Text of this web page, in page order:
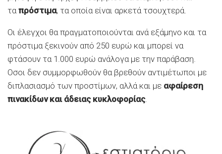
τα πρόστιμα, τα οποία είναι αρκετά τσουχτερά.
Οι έλεγχοι θα πραγματοποιούνται ανά εξάμηνο και τα
πρόστιμα ξεκινούν από 250 ευρώ και μπορεί να
φτάσουν τα 1.000 ευρώ ανάλογα με την παράβαση.
Οσοι δεν συμμορφωθούν θα βρεθούν αντιμέτωποι με
διπλασιασμό των προστίμων, αλλά και με αφαίρεση
πινακίδων και άδειας κυκλοφορίας.